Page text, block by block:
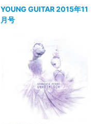
YOUNG GUITAR 2015年11
月号